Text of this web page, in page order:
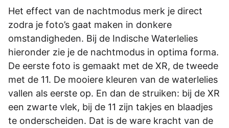
Het effect van de nachtmodus merk je direct
zodra je foto’s gaat maken in donkere
omstandigheden. Bij de Indische Waterlelies
hieronder zie je de nachtmodus in optima forma.
De eerste foto is gemaakt met de XR, de tweede
met de 11. De mooiere kleuren van de waterlelies
vallen als eerste op. En dan de struiken: bij de XR
een zwarte vlek, bij de 11 zijn takjes en blaadjes
te onderscheiden. Dat is de ware kracht van de